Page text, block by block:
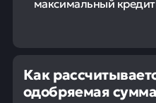
Как
одобряемая